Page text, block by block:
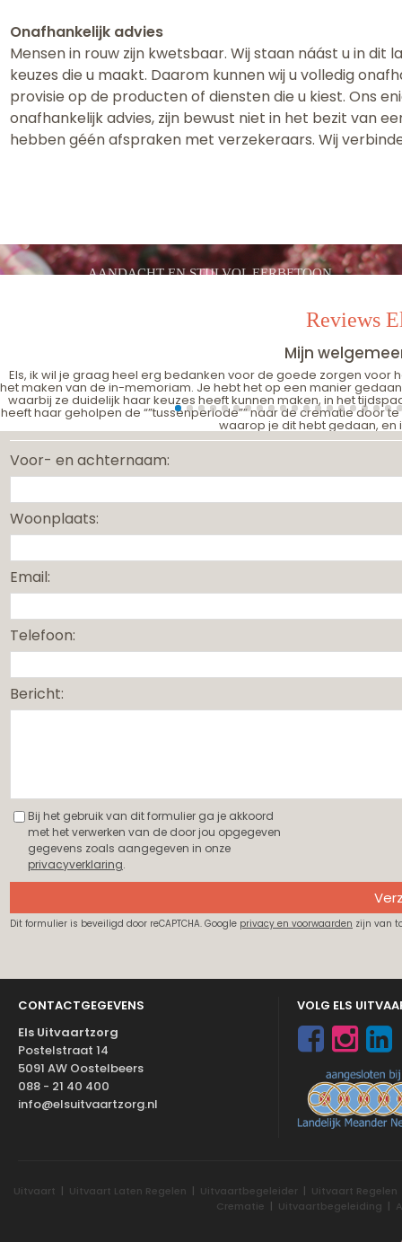
Onafhankelijk advies
Mensen in rouw zijn kwetsbaar. Wij staan náást u in
keuzes die u maakt. Daarom kunnen wij u volledig
provisie op de producten of diensten die u kiest. Ons
onafhankelijk advies, zijn bewust niet in het bezit van
hebben géén afspraken met verzekeraars. Wij
AANDACHT EN STIJLVOL EERBETOON
Reviews
Mijn
Els, ik wil je graag heel erg bedanken voor de goede zorgen voor
het maken van de in-memoriam. Je hebt het op een manier
waarbij ze duidelijk haar keuzes heeft kunnen maken, in het
heeft haar geholpen de “”tussenperiode”” naar de crematie door
waarop je dit hebt gedaan, en
Voor- en achternaam:
Woonplaats:
Email:
Telefoon:
Bericht:
Bij het gebruik van dit formulier ga je akkoord
met het verwerken van de door jou opgegeven
gegevens zoals aangegeven in onze
privacyverklaring.
Dit formulier is beveiligd door reCAPTCHA. Google privacy en voorwaarden zijn van
CONTACTGEGEVENS
Els Uitvaartzorg
Postelstraat 14
5091 AW Oostelbeers
088 - 21 40 400
info@elsuitvaartzorg.nl
VOLG ELS
Uitvaart | Uitvaart Laten Regelen | Uitvaartbegeleider | Uitvaart Regelen
Crematie | Uitvaartbegeleiding |